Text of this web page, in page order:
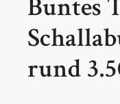
Buntes
rund